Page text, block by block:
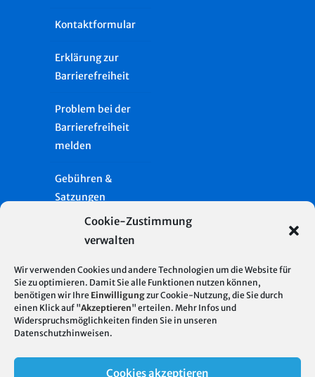
Cookie-Zustimmung
verwalten
Wir verwenden Cookies und andere Technologien um die Website für
Sie zu optimieren. Damit Sie alle Funktionen nutzen können,
benötigen wir Ihre Einwilligungzur Cookie-Nutzung, die Sie durch
einen Klick auf "Akzeptieren" erteilen. Mehr Infos und
Widerspruchsmöglichkeiten finden Sie in unseren
Datenschutzhinweisen.
Cookies akzeptieren
Kontaktformular
Erklärung zur
Barrierefreiheit
Problem bei der
Barrierefreiheit
melden
Gebühren &
Satzungen
Glossar
Impressum
© 2026
Stadtentwässerung
Server Standort
Deutschland
regenerativer